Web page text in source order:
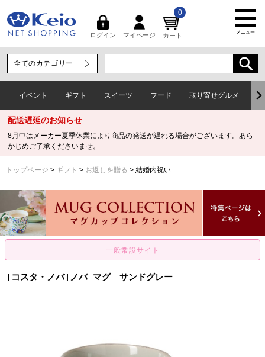
ログイン マイページ カート
0
メニュー
イベント ギフト スイーツ フード 取り寄せグルメ
配送遅延のお知らせ
8月中はメーカー夏季休業により商品の発送が遅れる場合がございます。あら
かじめご了承くださいませ。
トップページ ギフト お返しを贈る 結婚内祝い
[コスタ・ノバ]ノバ マグ サンドグレー